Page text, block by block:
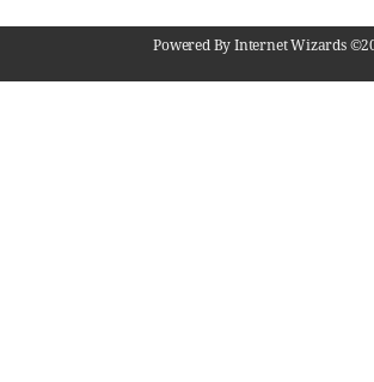
Powered By Internet Wizards